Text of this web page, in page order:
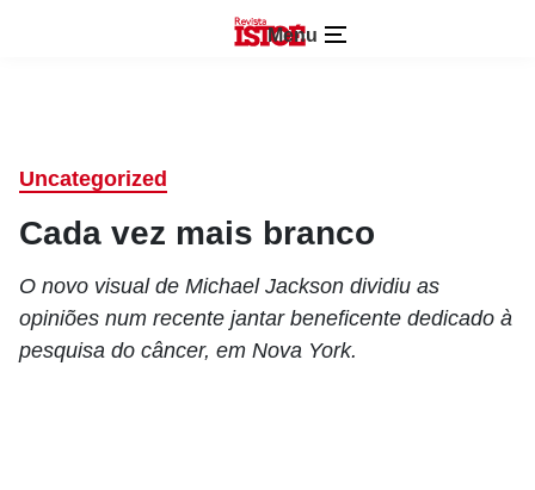
Menu
Uncategorized
Cada vez mais branco
O novo visual de Michael Jackson dividiu as
opiniões num recente jantar beneficente dedicado à
pesquisa do câncer, em Nova York.